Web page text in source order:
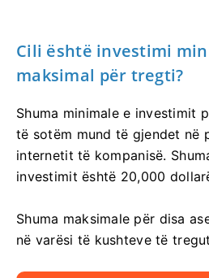
Cili është investimi
maksimal për tregti?
Shuma minimale e investimit
të sotëm mund të gjendet në
internetit të kompanisë.
investimit është 20,000
Shuma maksimale për disa
në varësi të kushteve të